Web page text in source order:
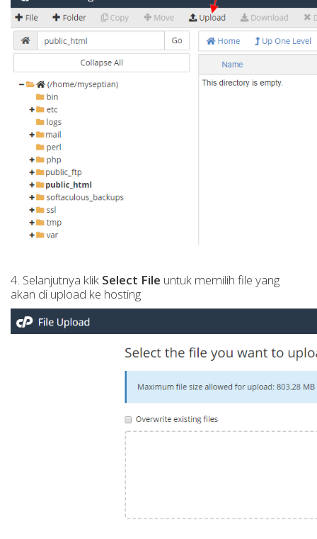
4. Selanjutnya klik Select File untuk memilih file yang
akan di upload ke hosting